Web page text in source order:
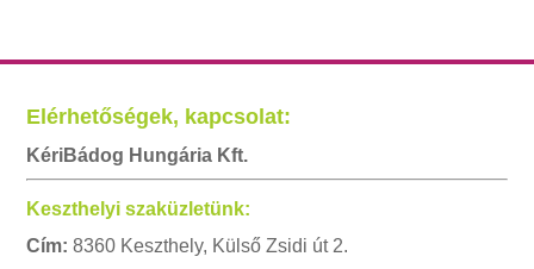
Elérhetőségek, kapcsolat:
KériBádog Hungária Kft.
Keszthelyi szaküzletünk:
Cím:8360 Keszthely, Külső Zsidi út 2.